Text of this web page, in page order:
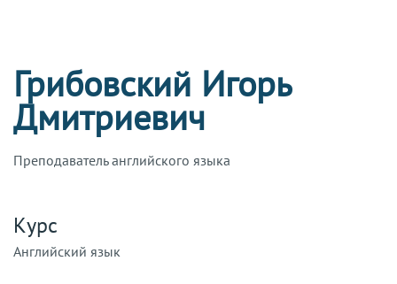
Грибовский Игорь
Дмитриевич
Преподаватель английского языка
Курс
Английский язык